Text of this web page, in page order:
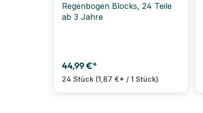
Regenbogen Blocks, 24 Teile
ab 3 Jahre
44,99 €*
24 Stück (1,87 €* / 1 Stück)